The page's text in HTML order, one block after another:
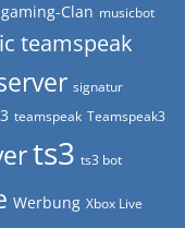
Clan musicbot
teamspeak
signatur
teamspeak Teamspeak3
ts3 ts3 bot
Werbung Xbox Live